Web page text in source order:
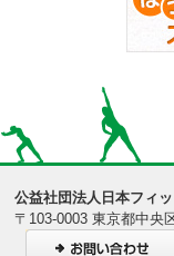
公益社団法人日本フィ
〒103-0003 東京都中央